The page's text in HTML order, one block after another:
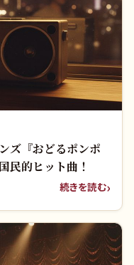
ズ『おどるポンポ
民的ヒット曲！
続きを読む